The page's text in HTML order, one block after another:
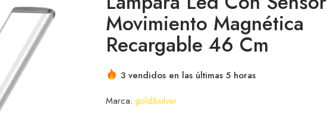
Movimiento Magnética
Recargable 46 Cm
3 vendidos en las últimas 5 horas
Marca: gold&silver